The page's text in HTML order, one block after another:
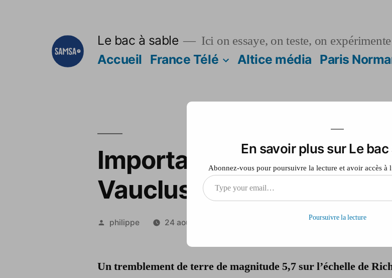
Le bac à sable Ici on essaye, on teste, on expérimente
Accueil France Télé Altice média Paris
Important tremblement
Vaucluse
Publié
philippe 24 août 2012 Laisser un commentairesur
tremblement
de
Un tremblement de terre de magnitude 5,7 sur l’échelle de
En savoir plus sur Le bac
Abonnez-vous pour poursuivre la lecture et avoir accès à
Type
your
Poursuivre la lecture